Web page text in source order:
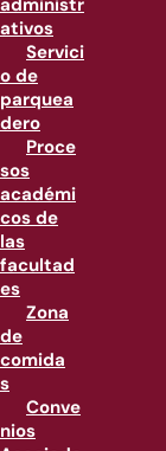
administr
ativos
Servici
o de
parquea
dero
Proce
sos
académi
cos de
las
facultad
es
Zona
de
comida
s
Conve
nios